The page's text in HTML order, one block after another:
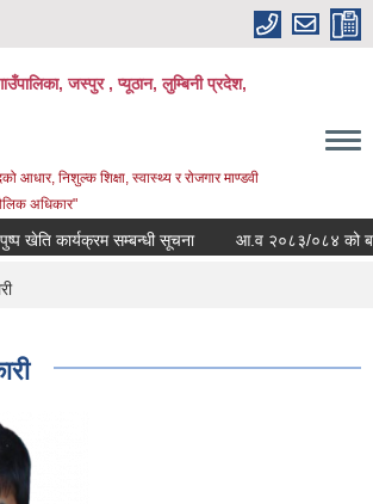
जस्पुर , प्यूठान, लुम्बिनी प्रदेश,
आधार, निशुल्क शिक्षा, स्वास्थ्य र रोजगार माण्डवी
अधिकार"
खेति कार्यक्रम सम्बन्धी सूचना आ.व २०८३/०८४ को